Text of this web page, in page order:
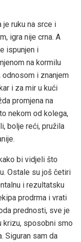
je ruku na srce i
igra nije crna. A
ispunjen i
na kormilu
odnosom i znanjem
i za mir u kući
promjena na
nekom od kolega,
bolje reći, pružila
bi vidjeli što
Ostale su još četiri
i rezultatsku
prodrma i vrati
prednosti, sve je
krizu, sposobni smo
Siguran sam da